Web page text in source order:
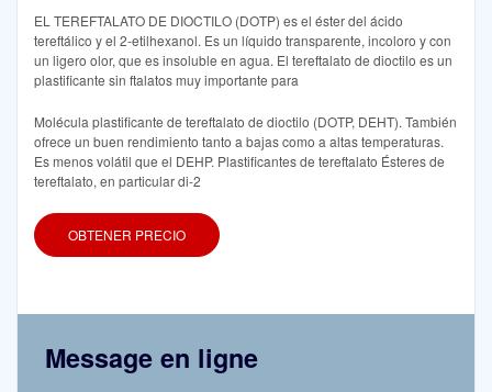
EL TEREFTALATO DE DIOCTILO (DOTP) es el éster del ácido
tereftálico y el 2-etilhexanol. Es un líquido transparente, incoloro y con
un ligero olor, que es insoluble en agua. El tereftalato de dioctilo es un
plastificante sin ftalatos muy importante para
Molécula plastificante de tereftalato de dioctilo (DOTP, DEHT). También
ofrece un buen rendimiento tanto a bajas como a altas temperaturas.
Es menos volátil que el DEHP. Plastificantes de tereftalato Ésteres de
tereftalato, en particular di-2
OBTENER PRECIO
Message en ligne